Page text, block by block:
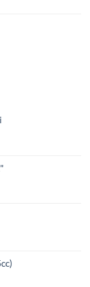
lei.